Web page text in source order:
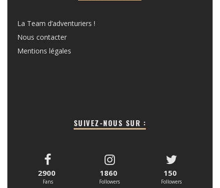
La Team d’adventuriers !
Nous contacter
Mentions légales
SUIVEZ-NOUS SUR :
2900
Fans
1860
Followers
150
Followers